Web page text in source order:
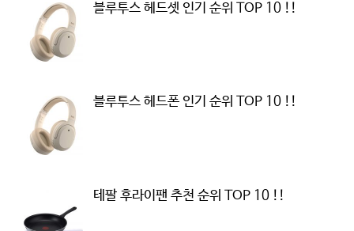
블루투스 헤드셋 인기 순위 TOP 10 !!
블루투스 헤드폰 인기 순위 TOP 10 !!
테팔 후라이팬 추천 순위 TOP 10 !!